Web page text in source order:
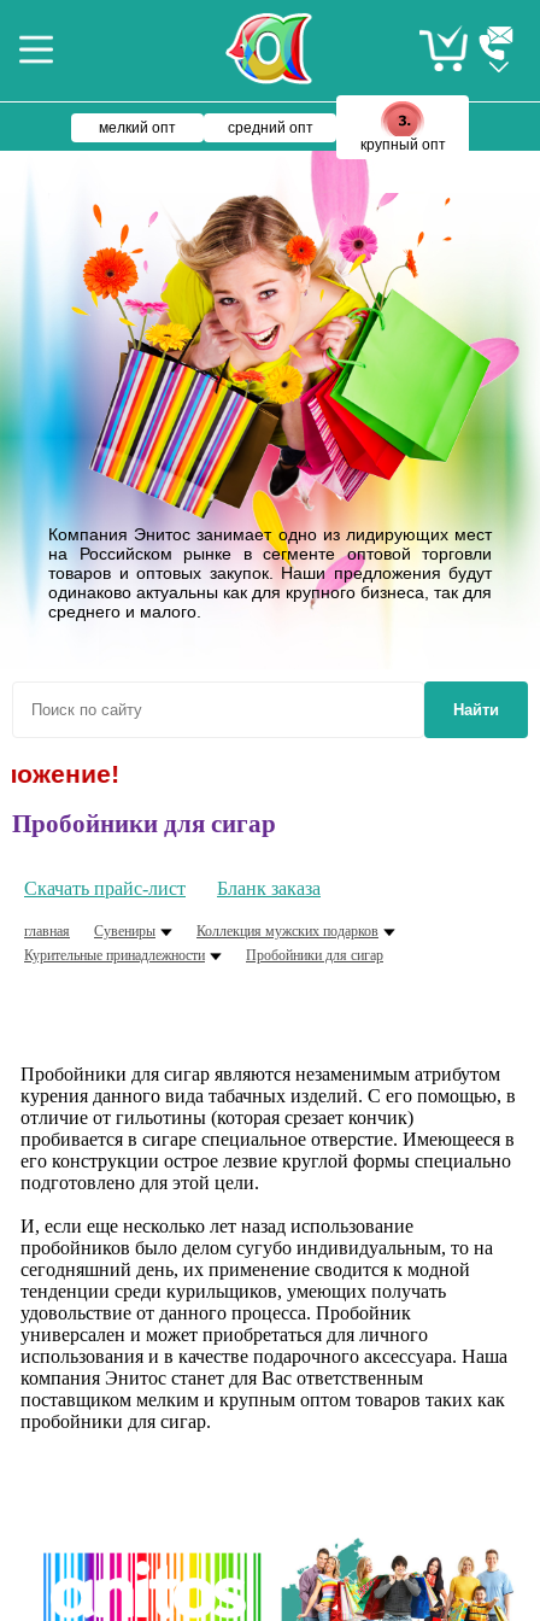
мелкий опт
средний опт
крупный опт
Компания Энитос занимает одно из лидирующих мест
на Российском рынке в сегменте оптовой торговли
товаров и оптовых закупок. Наши предложения будут
одинаково актуальны как для крупного бизнеса, так для
среднего и малого.
Найти
Пробойники для сигар
Скачать прайс-лист Бланк заказа
главная Сувениры
Коллекция мужских подарков
Курительные принадлежности
Пробойники для сигар
Пробойники для сигар являются незаменимым атрибутом
курения данного вида табачных изделий. С его помощью, в
отличие от гильотины (которая срезает кончик)
пробивается в сигаре специальное отверстие. Имеющееся в
его конструкции острое лезвие круглой формы специально
подготовлено для этой цели.
И, если еще несколько лет назад использование
пробойников было делом сугубо индивидуальным, то на
сегодняшний день, их применение сводится к модной
тенденции среди курильщиков, умеющих получать
удовольствие от данного процесса. Пробойник
универсален и может приобретаться для личного
использования и в качестве подарочного аксессуара. Наша
компания Энитос станет для Вас ответственным
поставщиком мелким и крупным оптом товаров таких как
пробойники для сигар.